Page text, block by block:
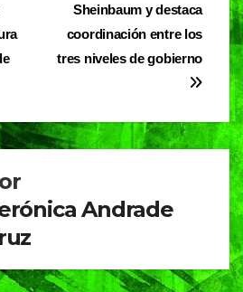
Sheinbaum y destaca
coordinación entre los
tres niveles de gobierno
Andrade